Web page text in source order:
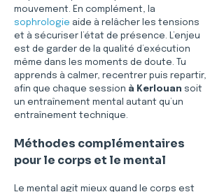
mouvement. En complément, la
sophrologie aide à relâcher les tensions
et à sécuriser l’état de présence. L’enjeu
est de garder de la qualité d’exécution
même dans les moments de doute. Tu
apprends à calmer, recentrer puis repartir,
afin que chaque session à Kerlouan soit
un entraînement mental autant qu’un
entraînement technique.
Méthodes complémentaires
pour le corps et le mental
Le mental agit mieux quand le corps est